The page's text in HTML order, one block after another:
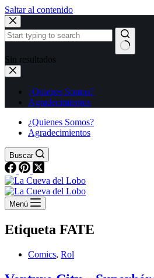
Saltar al contenido
Sin resultados
¿Quienes Somos?
Agradecimientos
¿Quienes Somos?
Agradecimientos
Buscar
Menú
Etiqueta FATE
Comics, Rol